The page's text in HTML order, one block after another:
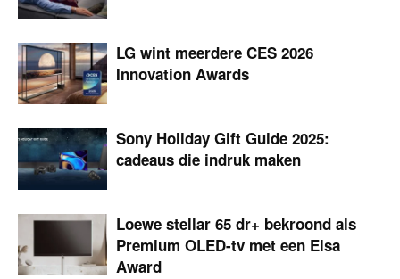
LG wint meerdere CES 2026
Innovation Awards
Sony Holiday Gift Guide 2025:
cadeaus die indruk maken
Loewe stellar 65 dr+ bekroond als
Premium OLED-tv met een Eisa
Award